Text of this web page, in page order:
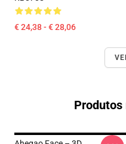
€ 24,38 - € 28,06
Produtos